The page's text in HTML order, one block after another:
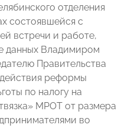
отделения
состоявшейся с
встречи и работе,
данных Владимиром
Правительства
реформы
по налогу на
МРОТ от размера
во